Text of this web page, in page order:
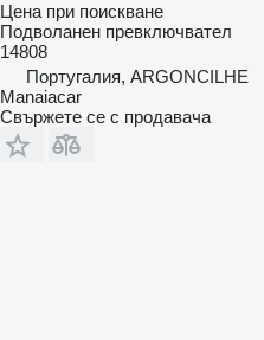
Цена при поискване
Подволанен превключвател
14808
Португалия, ARGONCILHE
Manaiacar
Свържете се с продавача